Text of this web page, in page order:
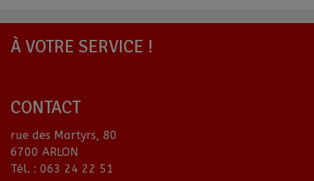
À VOTRE SERVICE !
CONTACT
rue des Martyrs, 80
6700 ARLON
Tél. : 063 24 22 51